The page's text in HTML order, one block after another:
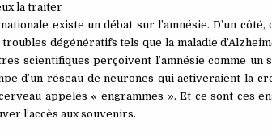
la traiter
existe un débat sur l’amnésie. D’un
dégénératifs tels que la maladie
scientifiques perçoivent l’amnésie comme un
d’un réseau de neurones qui activeraient la
appelés « engrammes ». Et ce sont ces
l’accès aux souvenirs.